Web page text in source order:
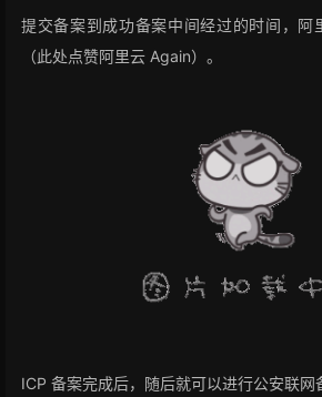
提交备案到成功备案中间经过的时间，阿
（此处点赞阿里云 Again）。
ICP 备案完成后，随后就可以进行公安联网